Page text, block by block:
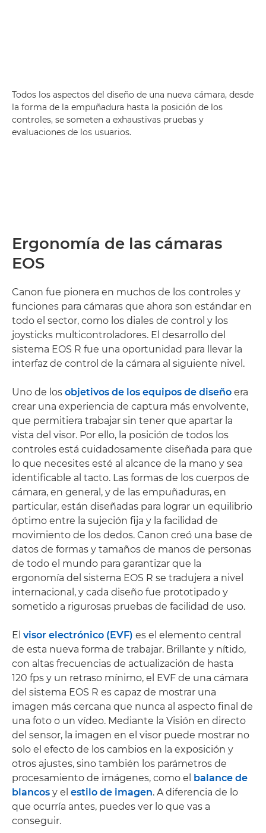
Todos los aspectos del diseño de una nueva cámara, desde
la forma de la empuñadura hasta la posición de los
controles, se someten a exhaustivas pruebas y
evaluaciones de los usuarios.
Ergonomía de las cámaras
EOS
Canon fue pionera en muchos de los controles y
funciones para cámaras que ahora son estándar en
todo el sector, como los diales de control y los
joysticks multicontroladores. El desarrollo del
sistema EOS R fue una oportunidad para llevar la
interfaz de control de la cámara al siguiente nivel.
Uno de los objetivos de los equipos de diseño era
crear una experiencia de captura más envolvente,
que permitiera trabajar sin tener que apartar la
vista del visor. Por ello, la posición de todos los
controles está cuidadosamente diseñada para que
lo que necesites esté al alcance de la mano y sea
identificable al tacto. Las formas de los cuerpos de
cámara, en general, y de las empuñaduras, en
particular, están diseñadas para lograr un equilibrio
óptimo entre la sujeción fija y la facilidad de
movimiento de los dedos. Canon creó una base de
datos de formas y tamaños de manos de personas
de todo el mundo para garantizar que la
ergonomía del sistema EOS R se tradujera a nivel
internacional, y cada diseño fue prototipado y
sometido a rigurosas pruebas de facilidad de uso.
El visor electrónico (EVF) es el elemento central
de esta nueva forma de trabajar. Brillante y nítido,
con altas frecuencias de actualización de hasta
120 fps y un retraso mínimo, el EVF de una cámara
del sistema EOS R es capaz de mostrar una
imagen más cercana que nunca al aspecto final de
una foto o un vídeo. Mediante la Visión en directo
del sensor, la imagen en el visor puede mostrar no
solo el efecto de los cambios en la exposición y
otros ajustes, sino también los parámetros de
procesamiento de imágenes, como el balance de
blancos y el estilo de imagen. A diferencia de lo
que ocurría antes, puedes ver lo que vas a
conseguir.